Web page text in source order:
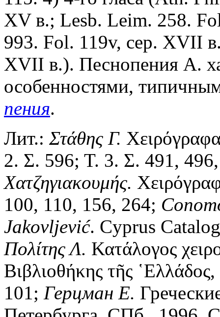
XV в.; Lesb. Leim. 258.
993. Fol. 119v, сер. XVII
XVII в.). Песнопения А.
особенностями,
пения.
Лит.: Στάθης Γ.
2. Σ. 596; Τ. 3. Σ. 491,
Χατζηγιακουμής.
100, 110, 156, 264;
Jakovljević. Cyprus
Πολίτης Λ. Κατάλογος
Βιβλιοθήκης τῆς
101; Герцман Е.